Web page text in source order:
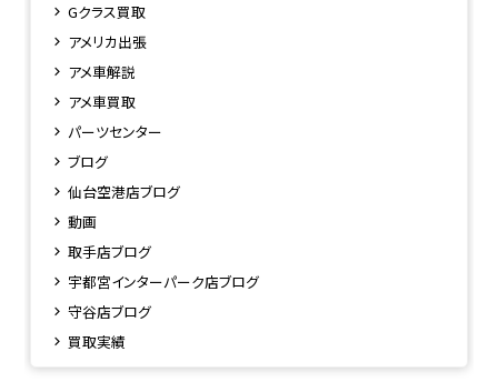
Gクラス買取
アメリカ出張
アメ車解説
アメ車買取
パーツセンター
ブログ
仙台空港店ブログ
動画
取手店ブログ
宇都宮インターパーク店ブログ
守谷店ブログ
買取実績